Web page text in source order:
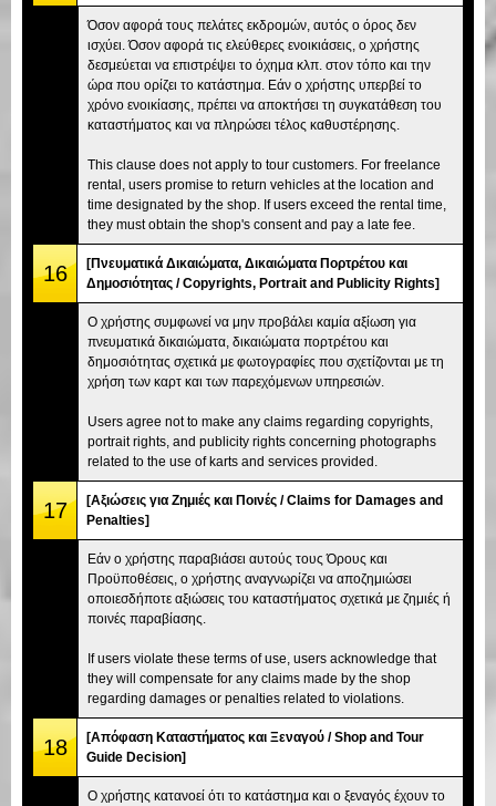
Όσον αφορά τους πελάτες εκδρομών, αυτός ο όρος δεν
ισχύει. Όσον αφορά τις ελεύθερες ενοικιάσεις, ο χρήστης
δεσμεύεται να επιστρέψει το όχημα κλπ. στον τόπο και την
ώρα που ορίζει το κατάστημα. Εάν ο χρήστης υπερβεί το
χρόνο ενοικίασης, πρέπει να αποκτήσει τη συγκατάθεση του
καταστήματος και να πληρώσει τέλος καθυστέρησης.
This clause does not apply to tour customers. For freelance
rental, users promise to return vehicles at the location and
time designated by the shop. If users exceed the rental time,
they must obtain the shop's consent and pay a late fee.
16
[Πνευματικά Δικαιώματα, Δικαιώματα Πορτρέτου και
Δημοσιότητας / Copyrights, Portrait and Publicity Rights]
Ο χρήστης συμφωνεί να μην προβάλει καμία αξίωση για
πνευματικά δικαιώματα, δικαιώματα πορτρέτου και
δημοσιότητας σχετικά με φωτογραφίες που σχετίζονται με τη
χρήση των καρτ και των παρεχόμενων υπηρεσιών.
Users agree not to make any claims regarding copyrights,
portrait rights, and publicity rights concerning photographs
related to the use of karts and services provided.
17
[Αξιώσεις για Ζημιές και Ποινές / Claims for Damages and
Penalties]
Εάν ο χρήστης παραβιάσει αυτούς τους Όρους και
Προϋποθέσεις, ο χρήστης αναγνωρίζει να αποζημιώσει
οποιεσδήποτε αξιώσεις του καταστήματος σχετικά με ζημιές ή
ποινές παραβίασης.
If users violate these terms of use, users acknowledge that
they will compensate for any claims made by the shop
regarding damages or penalties related to violations.
18
[Απόφαση Καταστήματος και Ξεναγού / Shop and Tour
Guide Decision]
Ο χρήστης κατανοεί ότι το κατάστημα και ο ξεναγός έχουν το